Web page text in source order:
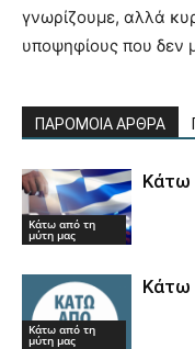
γνωρίζουμε, αλλά
υποψηφίους που δεν
ΠΑΡΟΜΟΙΑ ΑΡΘΡΑ
Κάτω από τη
μύτη μας
Κάτω
Κάτω από τη
μύτη μας
Κάτω